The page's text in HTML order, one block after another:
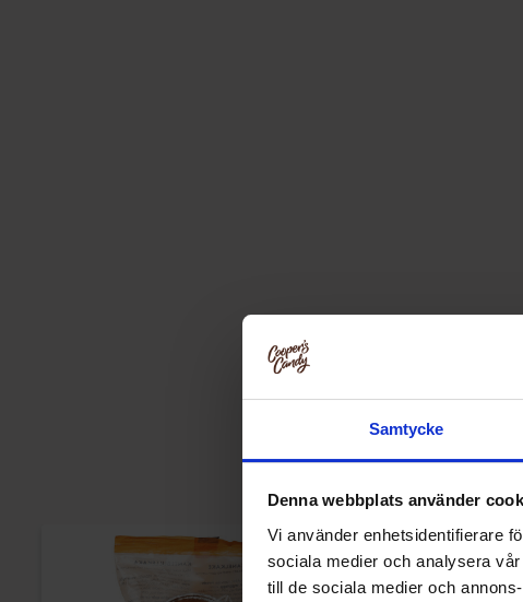
Samtycke
Denna webbplats använder
Vi använder enhetsidentifierare
sociala medier och analysera
till de sociala medier och